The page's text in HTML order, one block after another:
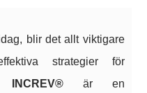
blir det allt viktigare
strategier för
INCREV®är en